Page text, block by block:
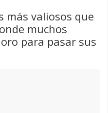
más valiosos que
muchos
para pasar sus